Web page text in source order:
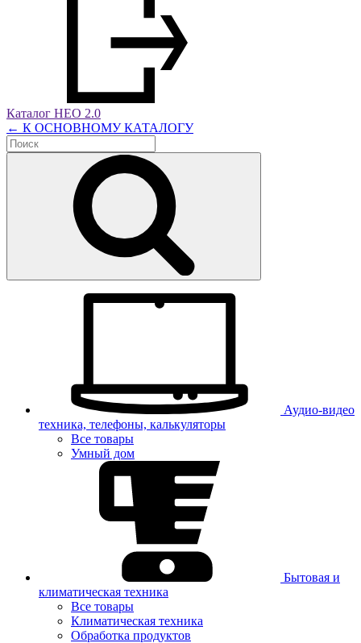
Каталог НЕО 2.0
← К ОСНОВНОМУ КАТАЛОГУ
Аудио-видео
техника, телефоны, калькуляторы
Все товары
Умный дом
Бытовая и
климатическая техника
Все товары
Климатическая техника
Обработка продуктов